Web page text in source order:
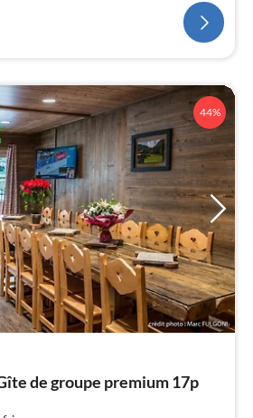
44%
de groupe premium 17p